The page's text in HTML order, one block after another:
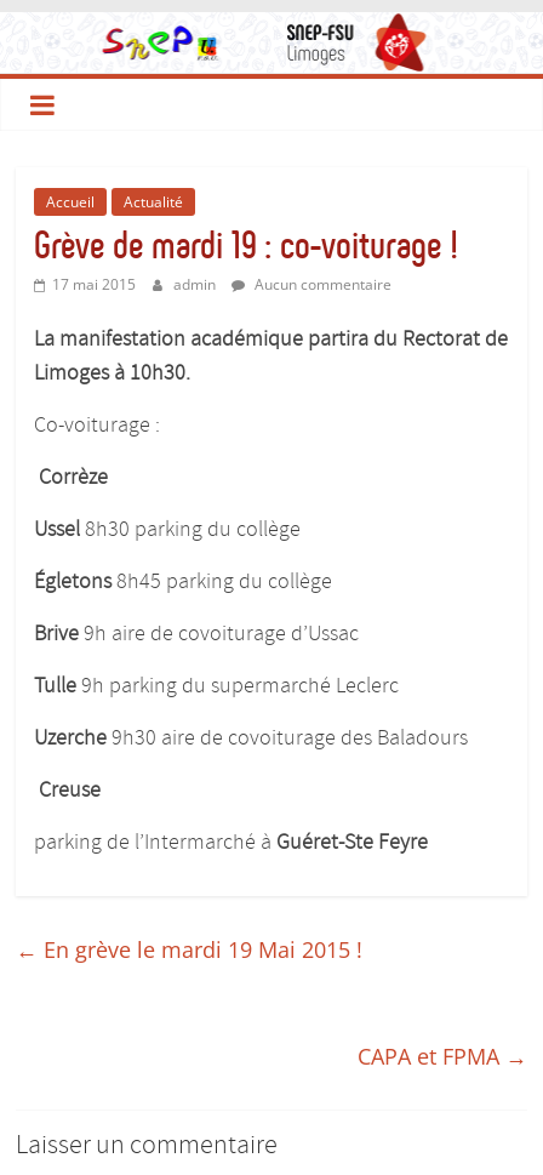
contenu
Le
Site
du
SNEP-
FSU
Limoges
SNEP,
donner
corps
études
Accueil Actualité
Grève de mardi 19 : co-voiturage !
17 mai 2015 admin Aucun commentaire
La manifestation académique partira du Rectorat de
Limoges à 10h30.
Co-voiturage :
Corrèze
Ussel8h30 parking du collège
Égletons8h45 parking du collège
Brive9h aire de covoiturage d’Ussac
Tulle9h parking du supermarché Leclerc
Uzerche9h30 aire de covoiturage des Baladours
Creuse
parking de l’Intermarché à Guéret-Ste Feyre
← En grève le mardi 19 Mai 2015 !
CAPA et FPMA →
Laisser un commentaire